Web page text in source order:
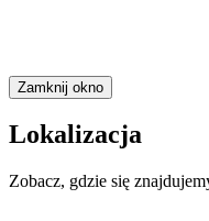
Zamknij okno
Lokalizacja
Zobacz, gdzie się